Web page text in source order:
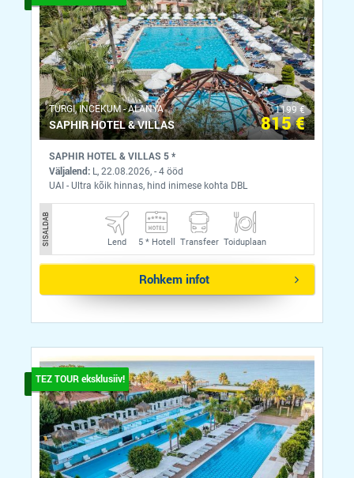
ТÜRGI, INCEKUM - ALANYA
SAPHIR HOTEL & VILLAS
1199 €
815 €
SAPHIR HOTEL & VILLAS 5 *
Väljalend: L, 22.08.2026, - 4 ööd
UAI - Ultra kõik hinnas, hind inimese kohta DBL
SISALDAB Lend 5 *Hotell Transfeer Toiduplaan
Rohkem infot
TEZ TOUR eksklusiiv!